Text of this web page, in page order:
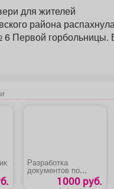
для жителей
района
6 Первой горбольницы.
Разработка
документов по
охране труда1000 руб.